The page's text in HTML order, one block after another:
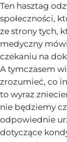
Ten hasztag
społeczności,
ze strony tych,
medyczny
czekaniu na
A tymczasem
zrozumieć, co
to wyraz
nie będziemy
odpowiednie
dotyczące